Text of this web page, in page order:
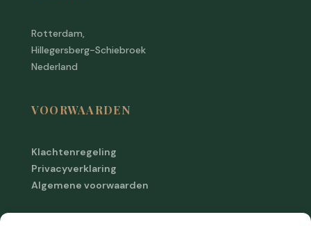
Rotterdam,
Hillegersberg-Schiebroek
Nederland
VOORWAARDEN
Klachtenregeling
Privacyverklaring
Algemene voorwaarden